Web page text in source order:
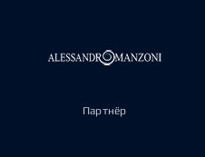
Партнёр